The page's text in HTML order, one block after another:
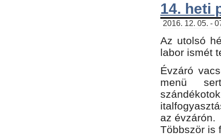
14. heti
2016. 12. 05. -
Az utolsó
labor ismét
Évzáró
menü
az évzárón.
Többször is